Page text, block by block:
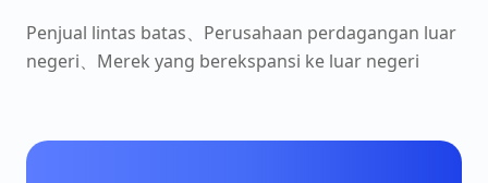
Penjual lintas batas、Perusahaan perdagangan luar
negeri、Merek yang berekspansi ke luar negeri